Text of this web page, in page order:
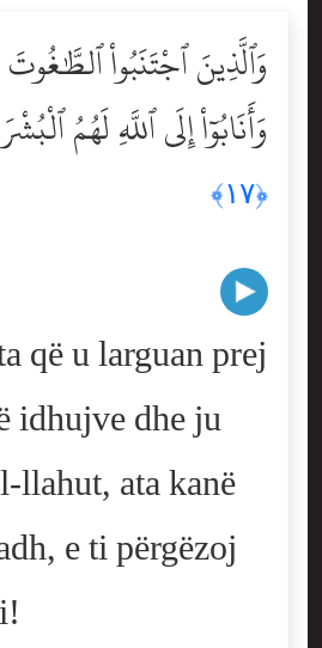
وَٱلَّذِينَ ٱجْتَنَبُواْ
وَأَنَابُوٓاْ إِلَى ٱللَّهِ لَهُمُ
﴿١٧﴾
që u larguan prej
idhujve dhe ju
ata kanë
e ti përgëzoj